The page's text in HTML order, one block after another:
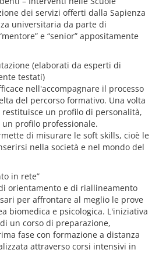
dei servizi offerti dalla Sapienza
universitaria da parte di
e “senior” appositamente
(elaborati da esperti di
testati)
nell'accompagnare il processo
del percorso formativo. Una volta
un profilo di personalità,
profilo professionale.
di misurare le soft skills, cioè le
nella società e nel mondo del
in rete”
orientamento e di riallineamento
per affrontare al meglio le prove
biomedica e psicologica. L'iniziativa
un corso di preparazione,
fase con formazione a distanza
attraverso corsi intensivi in